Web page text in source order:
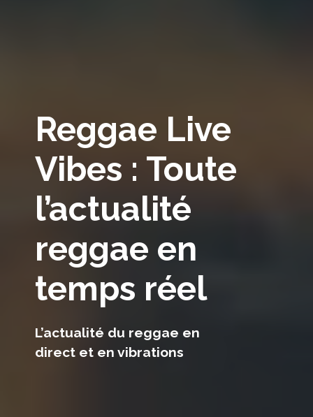
Reggae Live
Vibes : Toute
l’actualité
reggae en
temps réel
L’actualité du reggae en
direct et en vibrations